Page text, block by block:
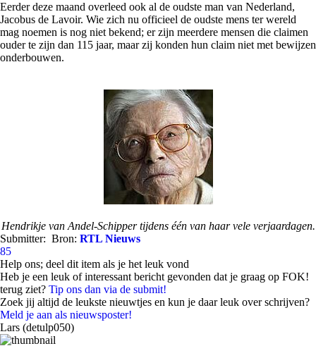
Eerder deze maand overleed ook al de oudste man van Nederland,
Jacobus de Lavoir. Wie zich nu officieel de oudste mens ter wereld
mag noemen is nog niet bekend; er zijn meerdere mensen die claimen
ouder te zijn dan 115 jaar, maar zij konden hun claim niet met bewijzen
onderbouwen.
Hendrikje van Andel-Schipper tijdens één van haar vele verjaardagen.
Submitter: Bron: RTL Nieuws
85
Help ons; deel dit item als je het leuk vond
Heb je een leuk of interessant bericht gevonden dat je graag op FOK!
terug ziet? Tip ons dan via de submit!
Zoek jij altijd de leukste nieuwtjes en kun je daar leuk over schrijven?
Meld je aan als nieuwsposter!
Lars (detulp050)